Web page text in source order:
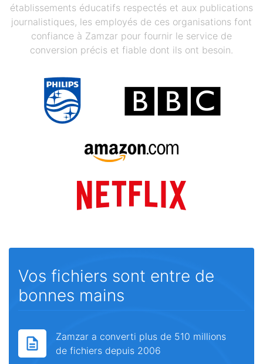
établissements éducatifs respectés et aux publications
journalistiques, les employés de ces organisations font
confiance à Zamzar pour fournir le service de
conversion précis et fiable dont ils ont besoin.
Vos fichiers sont entre de
bonnes mains
Zamzar a converti plus de 510 millions
de fichiers depuis 2006